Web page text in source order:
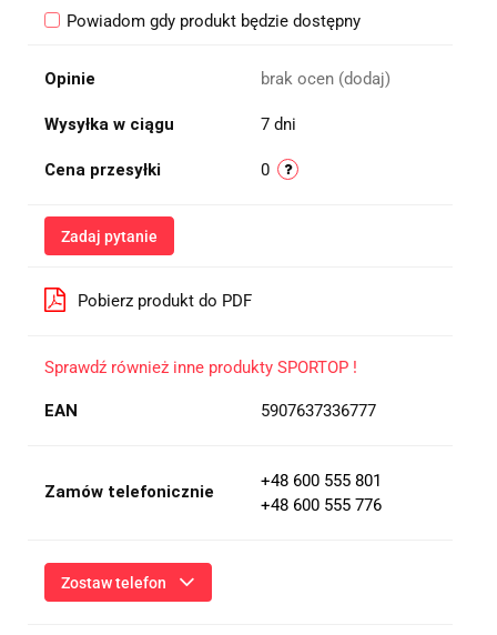
Powiadom gdy produkt będzie dostępny
Opinie brak ocen (dodaj)
Wysyłka w ciągu 7 dni
Cena przesyłki 0
Zadaj pytanie
Pobierz produkt do PDF
Sprawdź również inne produkty SPORTOP !
EAN 5907637336777
Zamów telefonicznie
+48 600 555 801
+48 600 555 776
Zostaw telefon